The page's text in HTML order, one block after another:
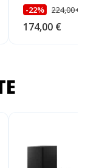
-22% 224,00 €
174,00 €